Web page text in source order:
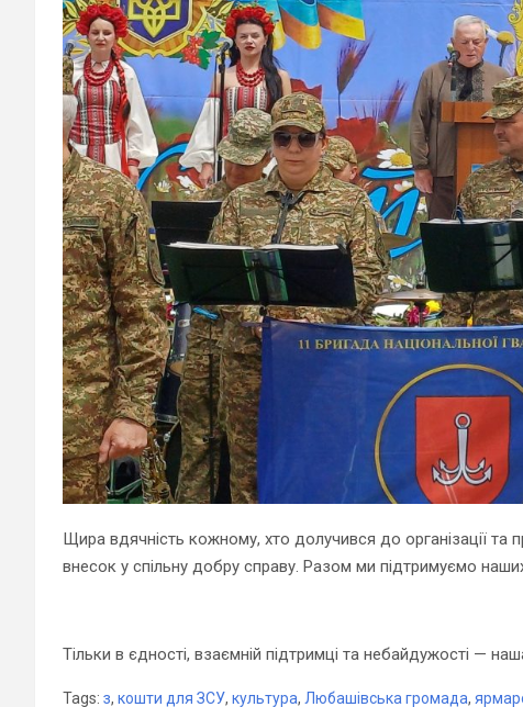
Щира вдячність кожному, хто долучився до організації та
внесок у спільну добру справу. Разом ми підтримуємо
Тільки в єдності, взаємній підтримці та небайдужості —
Tags: з, кошти для ЗСУ, культура, Любашівська громада,